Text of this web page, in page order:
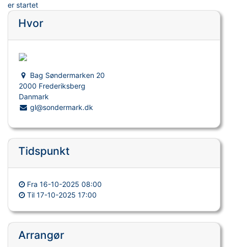
er startet
Hvor
Bag Søndermarken 20
2000 Frederiksberg
Danmark
gl@sondermark.dk
Tidspunkt
Fra 16-10-2025 08:00
Til 17-10-2025 17:00
Arrangør